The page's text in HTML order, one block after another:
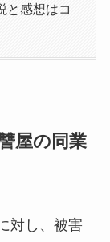
と感想はコ
屋の同業
対し、被害